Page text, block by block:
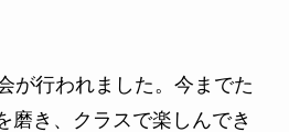
が行われました。今までた
磨き、クラスで楽しんでき